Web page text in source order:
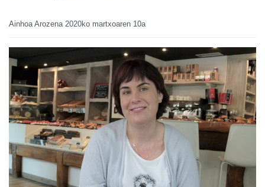
Ainhoa Arozena 2020ko martxoaren 10a